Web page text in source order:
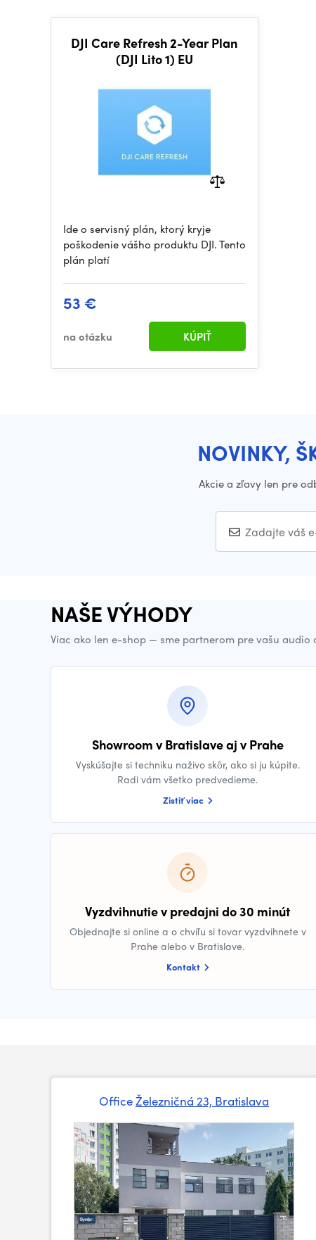
DJI Care Refresh 2-Year Plan
(DJI Lito 1) EU
Ide o servisný plán, ktorý kryje
poškodenie vášho produktu DJI. Tento
plán platí
53 €
na otázku KÚPIŤ
NOVINKY,
Akcie a zľavy len pre
NAŠE VÝHODY
Viac ako len e-shop — sme partnerom pre vašu audio
Showroom v Bratislave aj v Prahe
Vyskúšajte si techniku naživo skôr, ako si ju kúpite.
Radi vám všetko predvedieme.
Zistiť viac
Vyzdvihnutie v predajni do 30 minút
Objednajte si online a o chvíľu si tovar vyzdvihnete v
Prahe alebo v Bratislave.
Kontakt
OfficeŽelezničná 23, Bratislava